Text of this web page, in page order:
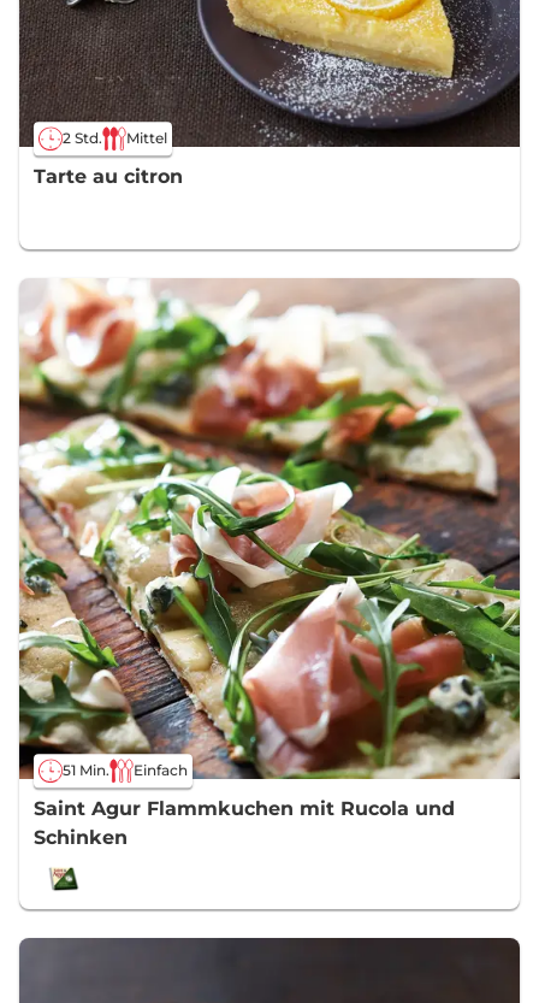
2 Std. Mittel
Tarte au citron
51 Min. Einfach
Saint Agur Flammkuchen mit Rucola und
Schinken